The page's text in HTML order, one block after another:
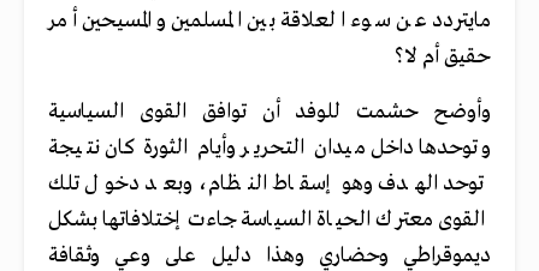
مايتردد عن سوء العلاقة بين المسلمين والمسيحين أمر
حقيق أم لا؟
وأوضح حشمت للوفد أن توافق القوى السياسية
وتوحدها داخل ميدان التحرير وأيام الثورة كان نتيجة
توحد الهدف وهو إسقاط النظام، وبعد دخول تلك
القوى معترك الحياة السياسة جاءت إختلافاتها بشكل
ديموقراطي وحضاري وهذا دليل على وعي وثقافة